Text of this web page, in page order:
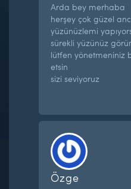
Arda bey merhaba
herşey çok güzel
yüzünüzlemi
sürekli yüzünüz
lütfen yönetmeniniz
etsin
sizi seviyoruz
Özge